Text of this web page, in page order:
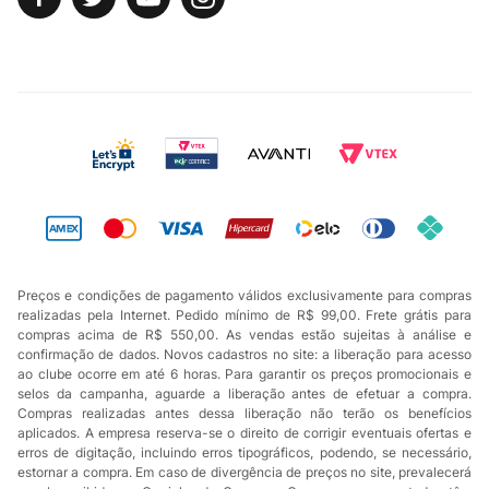
Preços e condições de pagamento válidos exclusivamente para compras
realizadas pela Internet. Pedido mínimo de R$ 99,00. Frete grátis para
compras acima de R$ 550,00. As vendas estão sujeitas à análise e
confirmação de dados. Novos cadastros no site: a liberação para acesso
ao clube ocorre em até 6 horas. Para garantir os preços promocionais e
selos da campanha, aguarde a liberação antes de efetuar a compra.
Compras realizadas antes dessa liberação não terão os benefícios
aplicados. A empresa reserva-se o direito de corrigir eventuais ofertas e
erros de digitação, incluindo erros tipográficos, podendo, se necessário,
estornar a compra. Em caso de divergência de preços no site, prevalecerá